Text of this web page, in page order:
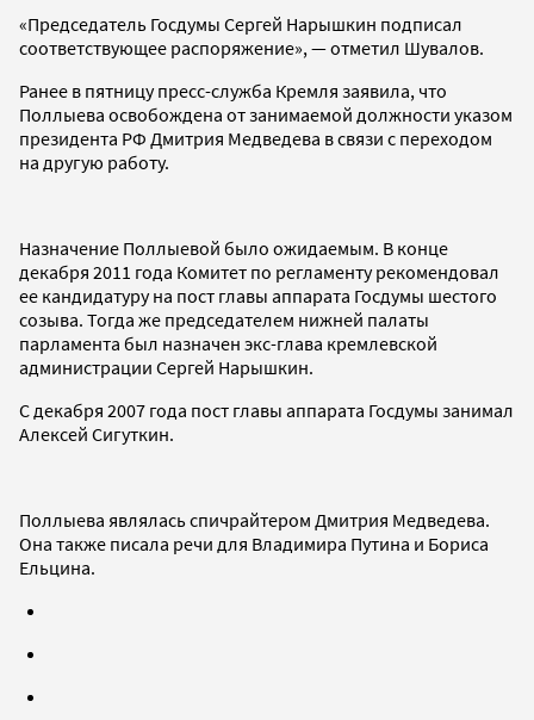
«Председатель Госдумы Сергей Нарышкин подписал
соответствующее распоряжение», — отметил Шувалов.
Ранее в пятницу пресс-служба Кремля заявила, что
Поллыева освобождена от занимаемой должности указом
президента РФ Дмитрия Медведева в связи с переходом
на другую работу.
Назначение Поллыевой было ожидаемым. В конце
декабря 2011 года Комитет по регламенту рекомендовал
ее кандидатуру на пост главы аппарата Госдумы шестого
созыва. Тогда же председателем нижней палаты
парламента был назначен экс-глава кремлевской
администрации Сергей Нарышкин.
С декабря 2007 года пост главы аппарата Госдумы занимал
Алексей Сигуткин.
Поллыева являлась спичрайтером Дмитрия Медведева.
Она также писала речи для Владимира Путина и Бориса
Ельцина.